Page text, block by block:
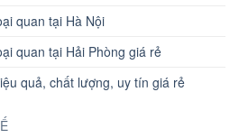
quan tại Hà Nội
quan tại Hải Phòng giá rẻ
quả, chất lượng, uy tín giá rẻ